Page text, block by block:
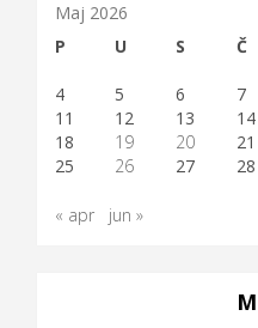
Maj 2026
P
U S Č
4
5 6 7
11
12 13 14
18
19 20 21
25
26 27 28
« apr jun »